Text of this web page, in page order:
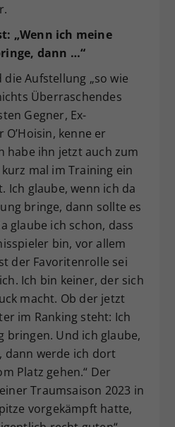
„Wenn ich meine
dann …“
Aufstellung „so wie
Überraschendes
Gegner, Ex-
kenne er
habe ihn jetzt auch zum
mal im Training ein
Ich glaube, wenn ich da
bringe, dann sollte es
glaube ich schon, dass
bin, vor allem
der Favoritenrolle sei
Ich bin keiner, der sich
macht. Ob der jetzt
im Ranking steht: Ich
bringen. Und ich glaube,
dann werde ich dort
Platz gehen.“ Der
Traumsaison 2023 in
vorgekämpft hatte,